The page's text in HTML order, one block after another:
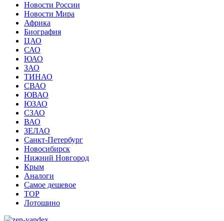
Новости России
Новости Мира
Африка
Биография
ЦАО
САО
ЮАО
ЗАО
ТИНАО
СВАО
ЮВАО
ЮЗАО
СЗАО
ВАО
ЗЕЛАО
Санкт-Петербург
Новосибирск
Нижний Новгород
Крым
Аналоги
Самое дешевое
TOP
Лотошино